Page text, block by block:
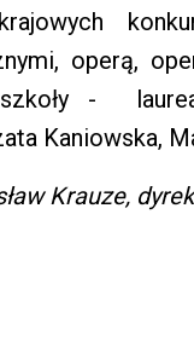
operą,
szkoły -
Kaniowska,
Krauze,